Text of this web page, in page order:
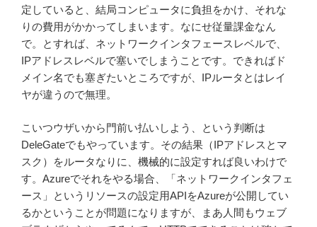
定していると、結局コンピュータに負担をかけ、それな
りの費用がかかってしまいます。なにせ従量課金なん
で。とすれば、ネットワークインタフェースレベルで、
IPアドレスレベルで塞いでしまうことです。できればド
メイン名でも塞ぎたいところですが、IPルータとはレイ
ヤが違うので無理。
こいつウザいから門前い払いしよう、という判断は
DeleGateでもやっています。その結果（IPアドレスとマ
スク）をルータなりに、機械的に設定すれば良いわけで
す。Azureでそれをやる場合、「ネットワークインタフェ
ース」というリソースの設定用APIをAzureが公開してい
るかということが問題になりますが、まあ人間もウェブ